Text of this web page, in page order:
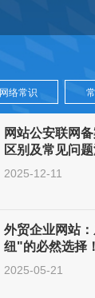
网络常识
网站公安联网
区别及常见问题
2025-12-11
外贸企业网站
纽"的必然选择！
2025-05-21